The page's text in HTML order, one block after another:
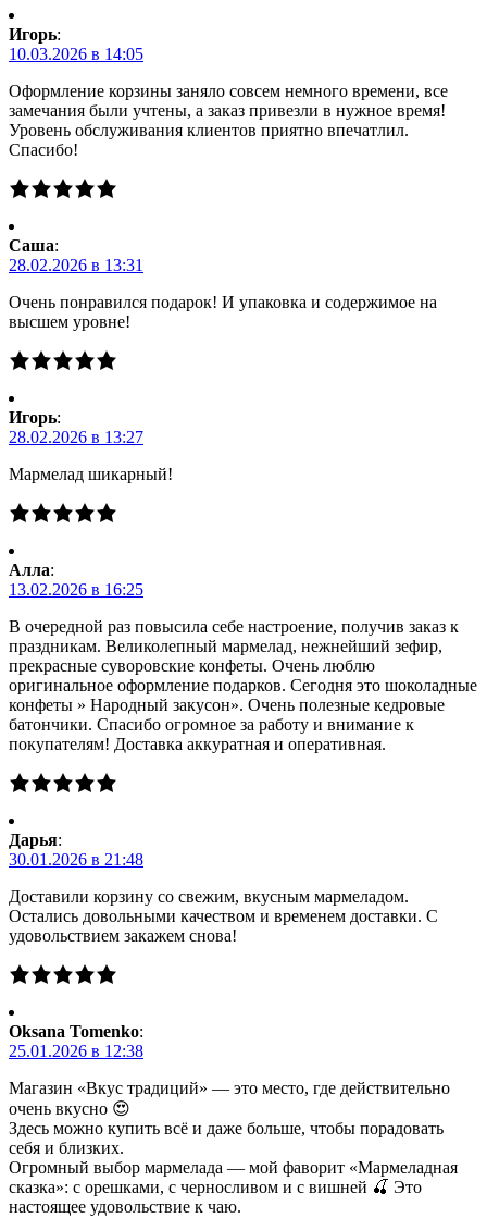
Игорь:
10.03.2026 в 14:05
Оформление корзины заняло совсем немного времени, все
замечания были учтены, а заказ привезли в нужное время!
Уровень обслуживания клиентов приятно впечатлил.
Спасибо!
Саша:
28.02.2026 в 13:31
Очень понравился подарок! И упаковка и содержимое на
высшем уровне!
Игорь:
28.02.2026 в 13:27
Мармелад шикарный!
Алла:
13.02.2026 в 16:25
В очередной раз повысила себе настроение, получив заказ к
праздникам. Великолепный мармелад, нежнейший зефир,
прекрасные суворовские конфеты. Очень люблю
оригинальное оформление подарков. Сегодня это шоколадные
конфеты » Народный закусон». Очень полезные кедровые
батончики. Спасибо огромное за работу и внимание к
покупателям! Доставка аккуратная и оперативная.
Дарья:
30.01.2026 в 21:48
Доставили корзину со свежим, вкусным мармеладом.
Остались довольными качеством и временем доставки. С
удовольствием закажем снова!
Oksana Tomenko:
25.01.2026 в 12:38
Магазин «Вкус традиций» — это место, где действительно
очень вкусно 😍
Здесь можно купить всё и даже больше, чтобы порадовать
себя и близких.
Огромный выбор мармелада — мой фаворит «Мармеладная
сказка»: с орешками, с черносливом и с вишней 🍒 Это
настоящее удовольствие к чаю.